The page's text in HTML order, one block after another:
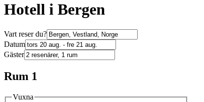
Hotell i Bergen
Vart reser du?
Datum
Gäster
Rum 1
Vuxna